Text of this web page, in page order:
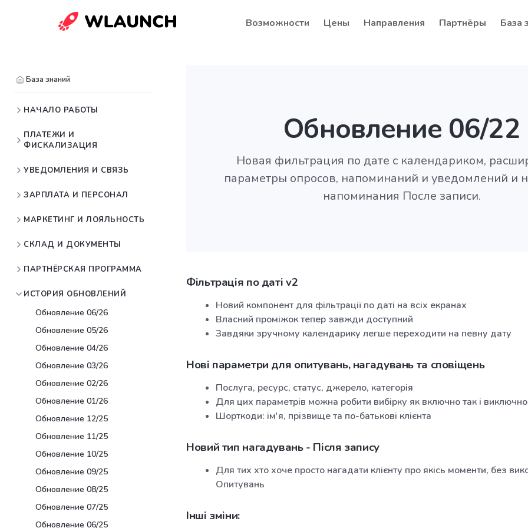
Возможности Цены Направления Партнёры База
База знаний
НАЧАЛО РАБОТЫ
ПЛАТЕЖИ И
ФИСКАЛИЗАЦИЯ
УВЕДОМЛЕНИЯ И СВЯЗЬ
ЗАРПЛАТА И ПЕРСОНАЛ
МАРКЕТИНГ И ЛОЯЛЬНОСТЬ
СКЛАД И ДОКУМЕНТЫ
ПАРТНЁРСКАЯ ПРОГРАММА
ИСТОРИЯ ОБНОВЛЕНИЙ
Обновление 06/26
Обновление 05/26
Обновление 04/26
Обновление 03/26
Обновление 02/26
Обновление 01/26
Обновление 12/25
Обновление 11/25
Обновление 10/25
Обновление 09/25
Обновление 08/25
Обновление 07/25
Обновление 06/25
Обновление 06/22
Новая фильтрация по дате с календариком,
параметры опросов, напоминаний и уведомлений и
напоминания После записи.
Фільтрація по даті v2
Новий компонент для фільтрації по даті на всіх екранах
Власний проміжок тепер завжди доступний
Завдяки зручному календарику легше переходити на певну дату
Нові параметри для опитувань, нагадувань та сповіщень
Послуга, ресурс, статус, джерело, категорія
Для цих параметрів можна робити вибірку як включно так і виключно
Шорткоди: ім'я, прізвище та по-батькові клієнта
Новий тип нагадувань - Після запису
Для тих хто хоче просто нагадати клієнту про якісь моменти, без
Опитувань
Інші зміни: